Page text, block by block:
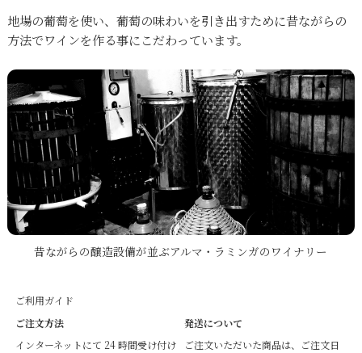
地場の葡萄を使い、葡萄の味わいを引き出すために昔ながらの
方法でワインを作る事にこだわっています。
昔ながらの醸造設備が並ぶアルマ・ラミンガのワイナリー
ご利用ガイド
ご注文方法
インターネットにて 24 時間受け付け
発送について
ご注文いただいた商品は、ご注文日